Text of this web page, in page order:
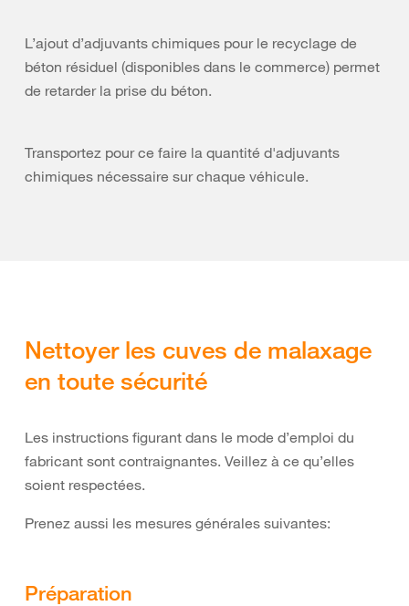
L’ajout d’adjuvants chimiques pour le recyclage de
béton résiduel (disponibles dans le commerce) permet
de retarder la prise du béton.
Transportez pour ce faire la quantité d'adjuvants
chimiques nécessaire sur chaque véhicule.
Nettoyer les cuves de malaxage
en toute sécurité
Les instructions figurant dans le mode d’emploi du
fabricant sont contraignantes. Veillez à ce qu’elles
soient respectées.
Prenez aussi les mesures générales suivantes:
Préparation